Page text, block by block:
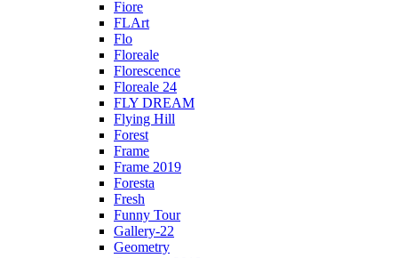
Fiore
FLArt
Flo
Floreale
Florescence
Floreale 24
FLY DREAM
Flying Hill
Forest
Frame
Frame 2019
Foresta
Fresh
Funny Tour
Gallery-22
Geometry